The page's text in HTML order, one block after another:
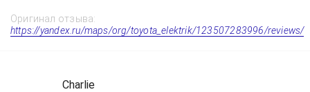
Оригинал отзыва:
https://yandex.ru/maps/org/toyota_elektrik/123507283996/reviews/
Charlie